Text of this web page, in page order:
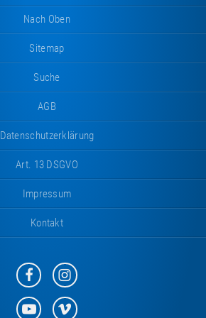
Nach Oben
Sitemap
Suche
AGB
Datenschutzerklärung
Art. 13 DSGVO
Impressum
Kontakt
Eurotramp
auf
Facebook
Eurotramp
auf
Instagram
EurotrampEurotramp